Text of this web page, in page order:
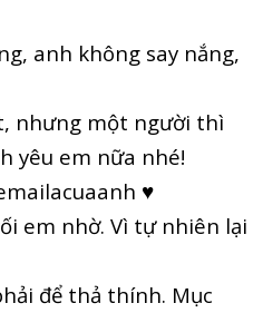
anh không say nắng,
nhưng một người thì
yêu em nữa nhé!
♥️
em nhờ. Vì tự nhiên lại
để thả thính. Mục